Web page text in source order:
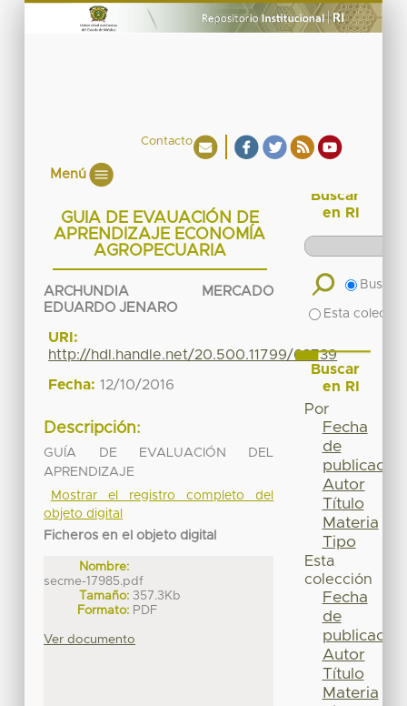
Contacto
Menú
GUIA DE EVAUACIÓN DE
APRENDIZAJE ECONOMÍA
AGROPECUARIA
ARCHUNDIA MERCADO
EDUARDO JENARO
URI:
http://hdl.handle.net/20.500.11799/63739
Fecha: 12/10/2016
Descripción:
GUÍA DE EVALUACIÓN DEL
APRENDIZAJE
Mostrar el registro completo del
objeto digital
Ficheros en el objeto digital
Nombre:
secme-17985.pdf
Tamaño: 357.3Kb
Formato: PDF
Ver documento
Buscar
en RI
Buscar
Esta
Buscar
en RI
Por
Fecha
de
publicación
Autor
Título
Materia
Tipo
Esta
colección
Fecha
de
publicación
Autor
Título
Materia